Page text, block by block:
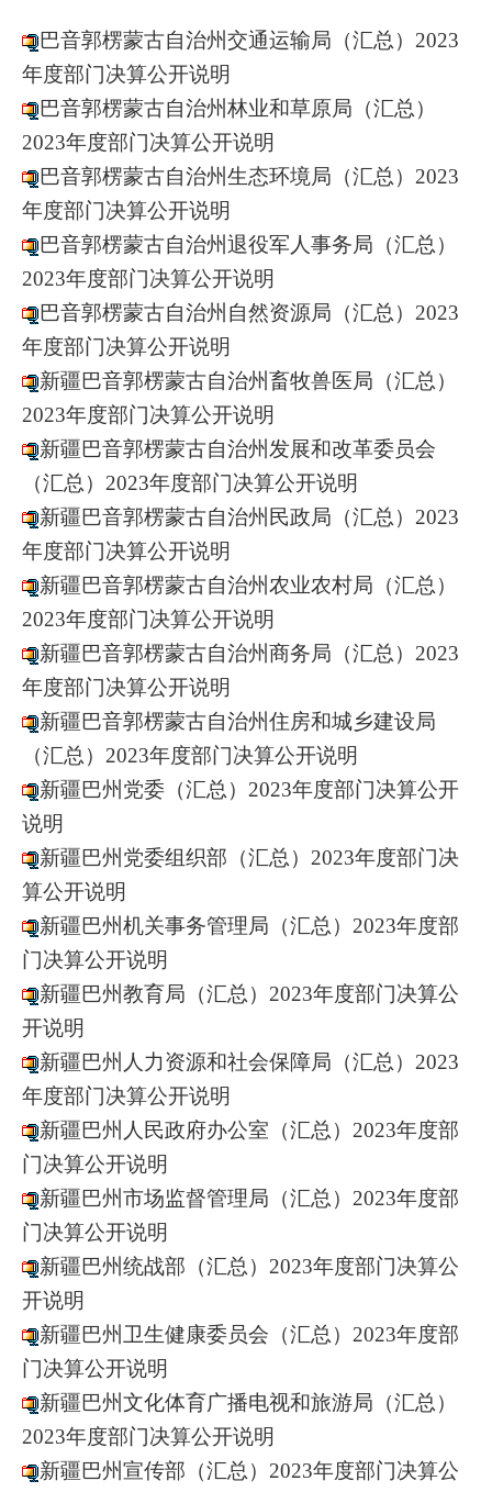
巴音郭楞蒙古自治州交通运输局（汇总）2023
年度部门决算公开说明
巴音郭楞蒙古自治州林业和草原局（汇总）
2023年度部门决算公开说明
巴音郭楞蒙古自治州生态环境局（汇总）2023
年度部门决算公开说明
巴音郭楞蒙古自治州退役军人事务局（汇总）
2023年度部门决算公开说明
巴音郭楞蒙古自治州自然资源局（汇总）2023
年度部门决算公开说明
新疆巴音郭楞蒙古自治州畜牧兽医局（汇总）
2023年度部门决算公开说明
新疆巴音郭楞蒙古自治州发展和改革委员会
（汇总）2023年度部门决算公开说明
新疆巴音郭楞蒙古自治州民政局（汇总）2023
年度部门决算公开说明
新疆巴音郭楞蒙古自治州农业农村局（汇总）
2023年度部门决算公开说明
新疆巴音郭楞蒙古自治州商务局（汇总）2023
年度部门决算公开说明
新疆巴音郭楞蒙古自治州住房和城乡建设局
（汇总）2023年度部门决算公开说明
新疆巴州党委（汇总）2023年度部门决算公开
说明
新疆巴州党委组织部（汇总）2023年度部门决
算公开说明
新疆巴州机关事务管理局（汇总）2023年度部
门决算公开说明
新疆巴州教育局（汇总）2023年度部门决算公
开说明
新疆巴州人力资源和社会保障局（汇总）2023
年度部门决算公开说明
新疆巴州人民政府办公室（汇总）2023年度部
门决算公开说明
新疆巴州市场监督管理局（汇总）2023年度部
门决算公开说明
新疆巴州统战部（汇总）2023年度部门决算公
开说明
新疆巴州卫生健康委员会（汇总）2023年度部
门决算公开说明
新疆巴州文化体育广播电视和旅游局（汇总）
2023年度部门决算公开说明
新疆巴州宣传部（汇总）2023年度部门决算公